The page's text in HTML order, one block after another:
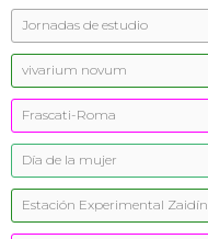
Jornadas de estudio
vivarium novum
Frascati-Roma
Día de la mujer
Estación Experimental Zaidín